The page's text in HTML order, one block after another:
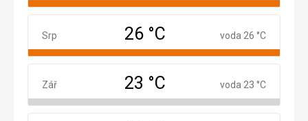
Srpen
Srp 26 °C voda 26 °C
Září
Zář 23 °C voda 23 °C